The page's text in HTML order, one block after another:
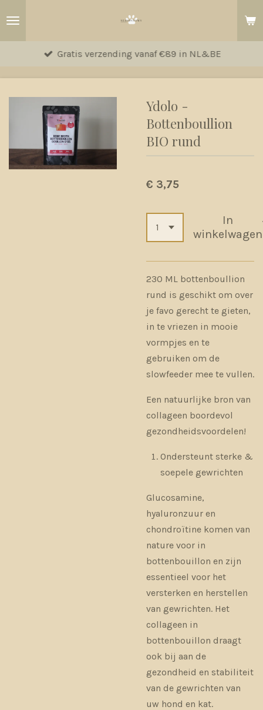
hoofdinhoud
Gratis verzending vanaf €89 in NL&BE
Ydolo -
Bottenboullion
BIO rund
€ 3,75
In
winkelwagen
230 ML bottenboullion
rund is geschikt om over
je favo gerecht te gieten,
in te vriezen in mooie
vormpjes en te
gebruiken om de
slowfeeder mee te vullen.
Een natuurlijke bron van
collageen boordevol
gezondheidsvoordelen!
Ondersteunt sterke &
soepele gewrichten
Glucosamine,
hyaluronzuur en
chondroïtine komen van
nature voor in
bottenbouillon en zijn
essentieel voor het
versterken en herstellen
van gewrichten. Het
collageen in
bottenbouillon draagt ​​
ook bij aan de
gezondheid en stabiliteit
van de gewrichten van
uw hond en kat.